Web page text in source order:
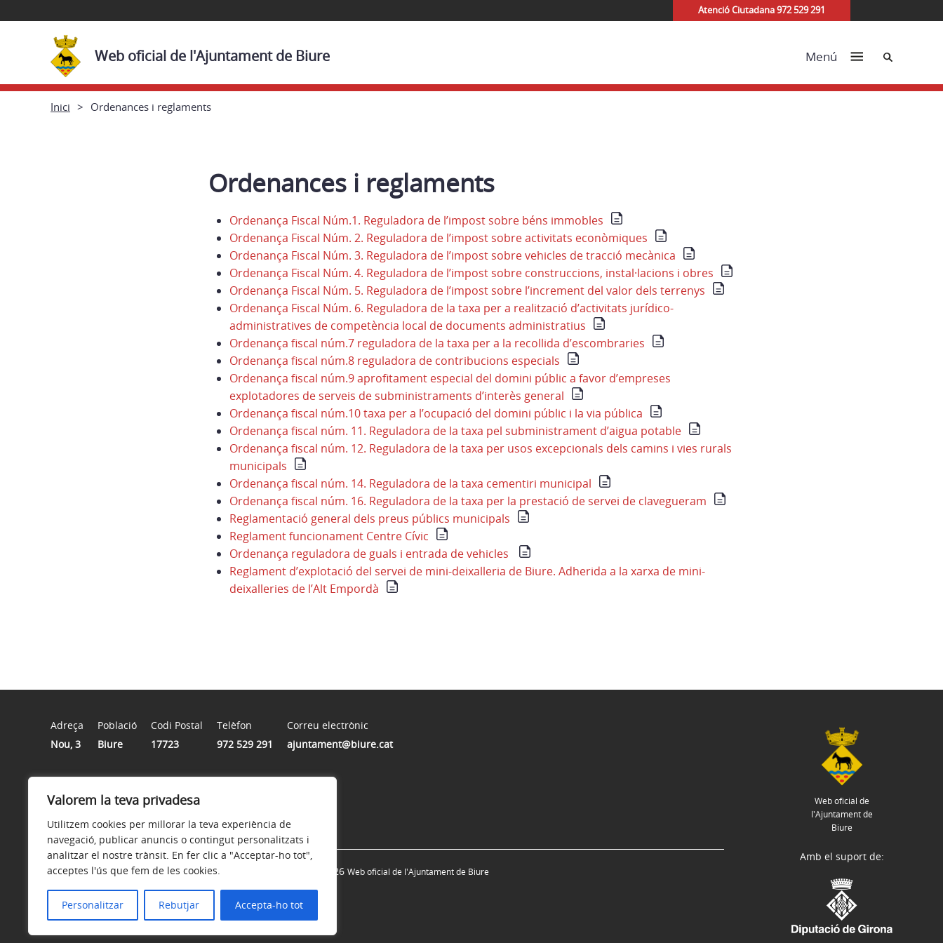
Valorem la teva privadesa
Utilitzem cookies per millorar la teva experiència de
navegació, publicar anuncis o contingut personalitzats i
analitzar el nostre trànsit. En fer clic a "Acceptar-ho tot",
acceptes l'ús que fem de les cookies.
Personalitzar Rebutjar Accepta-ho tot
Atenció Ciutadana 972 529 291
Web oficial de l'Ajuntament de Biure Menú Cerca
Inici Ordenances i reglaments
Ordenances i reglaments
Ordenança Fiscal Núm.1. Reguladora de l’impost sobre béns immobles
Ordenança Fiscal Núm. 2. Reguladora de l’impost sobre activitats econòmiques
Ordenança Fiscal Núm. 3. Reguladora de l’impost sobre vehicles de tracció mecànica
Ordenança Fiscal Núm. 4. Reguladora de l’impost sobre construccions, instal·lacions i obres
Ordenança Fiscal Núm. 5. Reguladora de l’impost sobre l’increment del valor dels terrenys
Ordenança Fiscal Núm. 6. Reguladora de la taxa per a realització d’activitats jurídico-
administratives de competència local de documents administratius
Ordenança fiscal núm.7 reguladora de la taxa per a la recollida d’escombraries
Ordenança fiscal núm.8 reguladora de contribucions especials
Ordenança fiscal núm.9 aprofitament especial del domini públic a favor d’empreses
explotadores de serveis de subministraments d’interès general
Ordenança fiscal núm.10 taxa per a l’ocupació del domini públic i la via pública
Ordenança fiscal núm. 11. Reguladora de la taxa pel subministrament d’aigua potable
Ordenança fiscal núm. 12. Reguladora de la taxa per usos excepcionals dels camins i vies rurals
municipals
Ordenança fiscal núm. 14. Reguladora de la taxa cementiri municipal
Ordenança fiscal núm. 16. Reguladora de la taxa per la prestació de servei de clavegueram
Reglamentació general dels preus públics municipals
Reglament funcionament Centre Cívic
Ordenança reguladora de guals i entrada de vehicles
Reglament d’explotació del servei de mini-deixalleria de Biure. Adherida a la xarxa de mini-
deixalleries de l’Alt Empordà
Adreça
Nou, 3
Població
Biure
Codi Postal
17723
Telèfon
972 529 291
Correu electrònic
ajuntament@biure.cat
Dilluns i dimecres de 6 a 8 de la tarda.
Web oficial de
l'Ajuntament de
Biure
Avís legal Política de privacitat © 2026 Web oficial de l'Ajuntament de Biure
Amb el suport de: